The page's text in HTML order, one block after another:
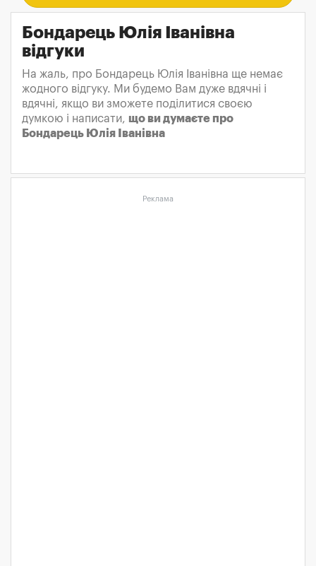
Бондарець Юлія Іванівна
відгуки
На жаль, про Бондарець Юлія Іванівна ще немає
жодного відгуку. Ми будемо Вам дуже вдячні і
вдячні, якщо ви зможете поділитися своєю
думкою і написати, що ви думаєте про
Бондарець Юлія Іванівна
Реклама